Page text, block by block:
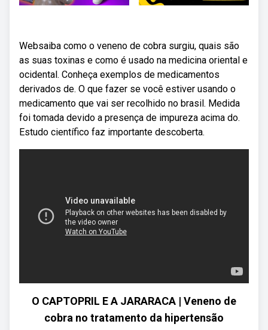
Websaiba como o veneno de cobra surgiu, quais são
as suas toxinas e como é usado na medicina oriental e
ocidental. Conheça exemplos de medicamentos
derivados de. O que fazer se você estiver usando o
medicamento que vai ser recolhido no brasil. Medida
foi tomada devido a presença de impureza acima do.
Estudo científico faz importante descoberta.
O CAPTOPRIL E A JARARACA | Veneno de
cobra no tratamento da hipertensão